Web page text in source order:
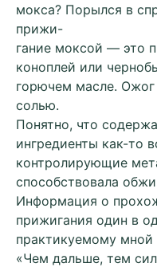
мокса? Порылся в
прижи-
гание моксой — это
коноплей или
горючем масле.
солью.
Понятно, что
ингредиенты как-то
контролирующие
способствовала
Информация о
прижигания один в
практикуемому
«Чем дальше, тем